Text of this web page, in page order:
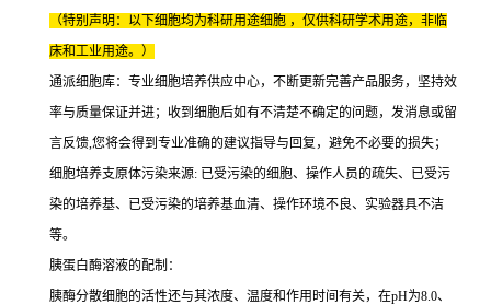
（特别声明：以下细胞均为科研用途细胞 ，仅供科研学术用途，非临
床和工业用途。）
通派细胞库：专业细胞培养供应中心，不断更新完善产品服务，坚持效
率与质量保证并进；收到细胞后如有不清楚不确定的问题，发消息或留
言反馈,您将会得到专业准确的建议指导与回复，避免不必要的损失；
细胞培养支原体污染来源: 已受污染的细胞、操作人员的疏失、已受污
染的培养基、已受污染的培养基血清、操作环境不良、实验器具不洁
等。
胰蛋白酶溶液的配制：
胰酶分散细胞的活性还与其浓度、温度和作用时间有关，在pH为8.0、